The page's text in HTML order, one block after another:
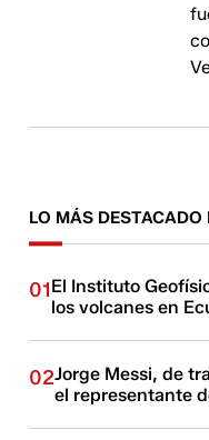
LO MÁS DESTACADO
01El Instituto
los volcanes en
02Jorge Messi, de
el representante